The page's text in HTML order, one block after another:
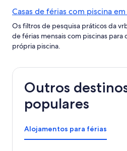
Casas de férias com piscina
Os filtros de pesquisa práticos da
de férias mensais com piscinas para
própria piscina.
Outros
populares
Alojamentos para férias